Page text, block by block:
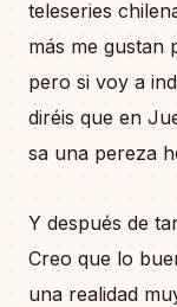
teleseries
más me gustan
pero si voy a
diréis que en
sa una pereza
Y después de
Creo que lo
una realidad